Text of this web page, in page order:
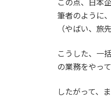
この点、日本
筆者のように
（やばい、旅
こうした、一
の業務をやっ
したがって、